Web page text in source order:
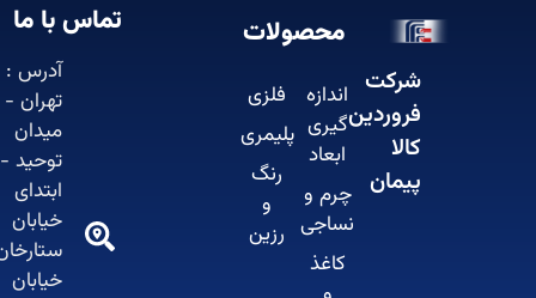
شرکت
فروردین
پیمان
محصولات
اندازه
گیری
چرم و
نساجی
فلزی
پلیمری
و
رزین
آدرس :
تهران -
میدان
توحید -
ابتدای
خیابان
ستارخان-
خیابان
تماس با ما